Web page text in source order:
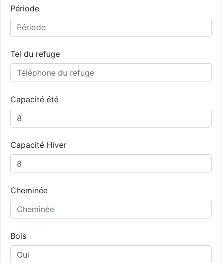
Période
Tel du refuge
Capacité été
Capacité Hiver
Cheminée
Bois